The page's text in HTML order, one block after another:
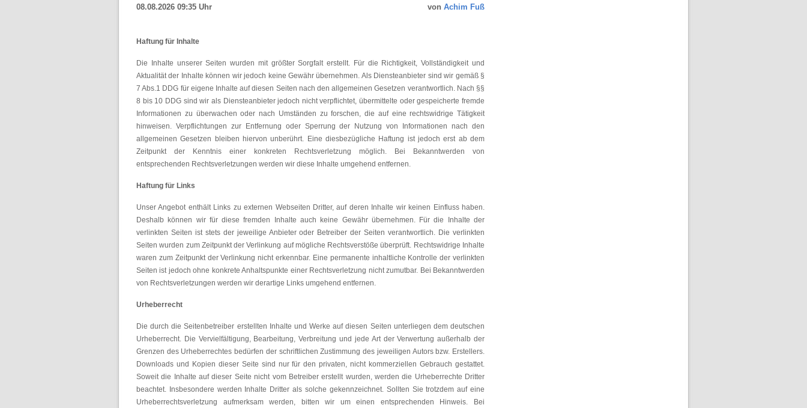
08.08.2026 09:35 Uhr von Achim Fuß
Haftung für Inhalte
Die Inhalte unserer Seiten wurden mit größter Sorgfalt erstellt. Für die Richtigkeit, Vollständigkeit und
Aktualität der Inhalte können wir jedoch keine Gewähr übernehmen. Als Diensteanbieter sind wir gemäß §
7 Abs.1 DDG für eigene Inhalte auf diesen Seiten nach den allgemeinen Gesetzen verantwortlich. Nach §§
8 bis 10 DDG sind wir als Diensteanbieter jedoch nicht verpflichtet, übermittelte oder gespeicherte fremde
Informationen zu überwachen oder nach Umständen zu forschen, die auf eine rechtswidrige Tätigkeit
hinweisen. Verpflichtungen zur Entfernung oder Sperrung der Nutzung von Informationen nach den
allgemeinen Gesetzen bleiben hiervon unberührt. Eine diesbezügliche Haftung ist jedoch erst ab dem
Zeitpunkt der Kenntnis einer konkreten Rechtsverletzung möglich. Bei Bekanntwerden von
entsprechenden Rechtsverletzungen werden wir diese Inhalte umgehend entfernen.
Haftung für Links
Unser Angebot enthält Links zu externen Webseiten Dritter, auf deren Inhalte wir keinen Einfluss haben.
Deshalb können wir für diese fremden Inhalte auch keine Gewähr übernehmen. Für die Inhalte der
verlinkten Seiten ist stets der jeweilige Anbieter oder Betreiber der Seiten verantwortlich. Die verlinkten
Seiten wurden zum Zeitpunkt der Verlinkung auf mögliche Rechtsverstöße überprüft. Rechtswidrige Inhalte
waren zum Zeitpunkt der Verlinkung nicht erkennbar. Eine permanente inhaltliche Kontrolle der verlinkten
Seiten ist jedoch ohne konkrete Anhaltspunkte einer Rechtsverletzung nicht zumutbar. Bei Bekanntwerden
von Rechtsverletzungen werden wir derartige Links umgehend entfernen.
Urheberrecht
Die durch die Seitenbetreiber erstellten Inhalte und Werke auf diesen Seiten unterliegen dem deutschen
Urheberrecht. Die Vervielfältigung, Bearbeitung, Verbreitung und jede Art der Verwertung außerhalb der
Grenzen des Urheberrechtes bedürfen der schriftlichen Zustimmung des jeweiligen Autors bzw. Erstellers.
Downloads und Kopien dieser Seite sind nur für den privaten, nicht kommerziellen Gebrauch gestattet.
Soweit die Inhalte auf dieser Seite nicht vom Betreiber erstellt wurden, werden die Urheberrechte Dritter
beachtet. Insbesondere werden Inhalte Dritter als solche gekennzeichnet. Sollten Sie trotzdem auf eine
Urheberrechtsverletzung aufmerksam werden, bitten wir um einen entsprechenden Hinweis. Bei